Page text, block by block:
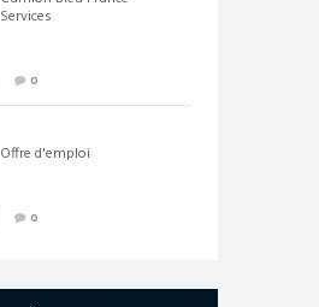
Services
0
Offre d'emploi
0